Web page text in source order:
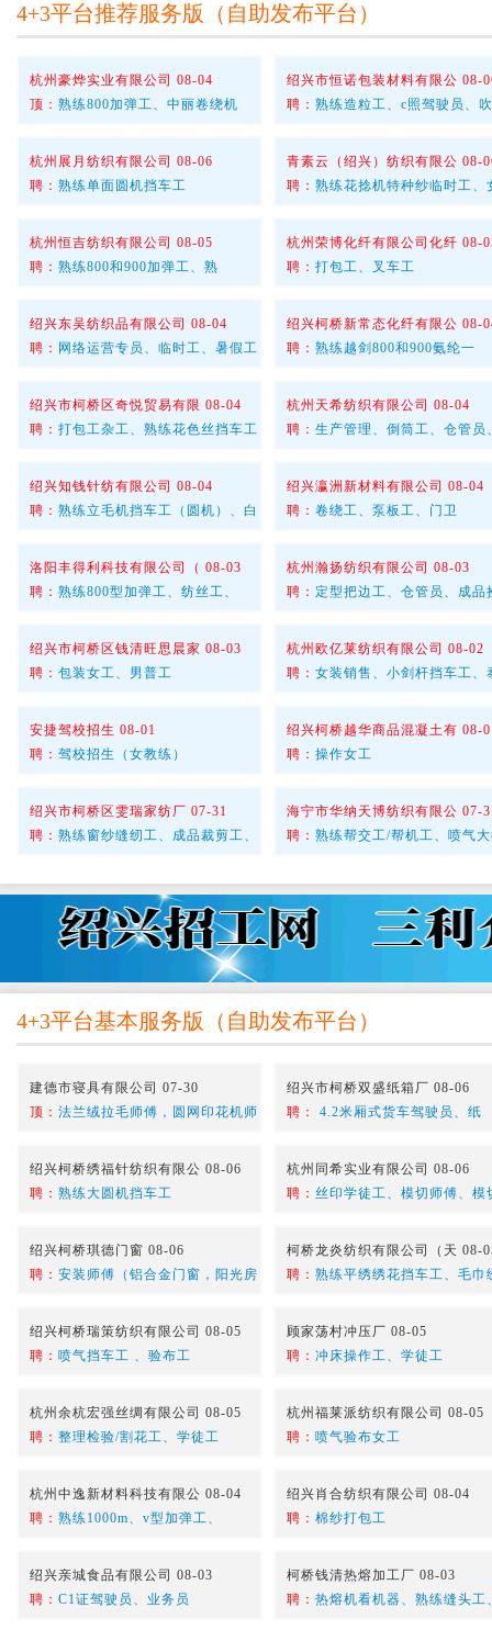
4+3平台推荐服务版 （ 自助发布平台 ）
杭州豪烨实业有限公司 08-04
顶： 熟练800加弹工、中丽卷绕机
绍兴市恒诺包装材料有限公 08-
聘： 熟练造粒工、c照驾驶员、
杭州展月纺织有限公司 08-06
聘： 熟练单面圆机挡车工
青素云（绍兴）纺织有限公 08-
聘： 熟练花捻机特种纱临时工、
杭州恒吉纺织有限公司 08-05
聘： 熟练800和900加弹工、熟
杭州荣博化纤有限公司化纤 08-
聘： 打包工、叉车工
绍兴东吴纺织品有限公司 08-04
聘： 网络运营专员、临时工、暑假工
绍兴柯桥新常态化纤有限公 08-
聘： 熟练越剑800和900氨纶一
绍兴市柯桥区奇悦贸易有限 08-04
聘： 打包工杂工、熟练花色丝挡车工
杭州天希纺织有限公司 08-04
聘： 生产管理、倒筒工、仓管员
绍兴知钱针纺有限公司 08-04
聘： 熟练立毛机挡车工（圆机）、白
绍兴瀛洲新材料有限公司 08-04
聘： 卷绕工、泵板工、门卫
洛阳丰得利科技有限公司（ 08-03
聘： 熟练800型加弹工、纺丝工、
杭州瀚扬纺织有限公司 08-03
聘： 定型把边工、仓管员、成品
绍兴市柯桥区钱清旺思晨家 08-03
聘： 包装女工、男普工
杭州欧亿莱纺织有限公司 08-02
聘： 女装销售、小剑杆挡车工、
安捷驾校招生 08-01
聘： 驾校招生（女教练）
绍兴柯桥越华商品混凝土有 08-
聘： 操作女工
绍兴市柯桥区雯瑞家纺厂 07-31
聘： 熟练窗纱缝纫工、成品裁剪工、
海宁市华纳天博纺织有限公 07-
聘： 熟练帮交工/帮机工、喷气
4+3平台基本服务版 （ 自助发布平台 ）
建德市寝具有限公司 07-30
顶： 法兰绒拉毛师傅，圆网印花机师
绍兴市柯桥双盛纸箱厂 08-06
聘：
4.2米厢式货车驾驶员、纸
绍兴柯桥绣福针纺织有限公 08-06
聘： 熟练大圆机挡车工
杭州同希实业有限公司 08-06
聘： 丝印学徒工、模切师傅、模
绍兴柯桥琪德门窗 08-06
聘： 安装师傅（铝合金门窗，阳光房
柯桥龙炎纺织有限公司（天 08-
聘： 熟练平绣绣花挡车工、毛巾
绍兴柯桥瑞策纺织有限公司 08-05
聘： 喷气挡车工 、验布工
顾家荡村冲压厂 08-05
聘： 冲床操作工、学徒工
杭州余杭宏强丝绸有限公司 08-05
聘： 整理检验/割花工、学徒工
杭州福莱派纺织有限公司 08-05
聘： 喷气验布女工
杭州中逸新材料科技有限公 08-04
聘： 熟练1000m、v型加弹工、
绍兴肖合纺织有限公司 08-04
聘： 棉纱打包工
绍兴亲城食品有限公司 08-03
聘： C1证驾驶员、业务员
柯桥钱清热熔加工厂 08-03
聘： 热熔机看机器、熟练缝头工